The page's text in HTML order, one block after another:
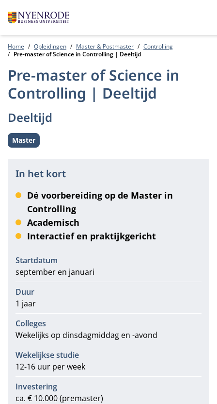
Home Opleidingen Master & Postmaster
Controlling
Pre-master of Science in Controlling | Deeltijd
Pre-master of Science in
Controlling | Deeltijd
Deeltijd
Level:
Master
In het kort
Dé voorbereiding op de Master in
Controlling
Academisch
Interactief en praktijkgericht
Informatie
Startdatum
september en januari
Duur
1 jaar
Colleges
Wekelijks op dinsdagmiddag en -avond
Wekelijkse studie
12-16 uur per week
Investering
ca. € 10.000 (premaster)